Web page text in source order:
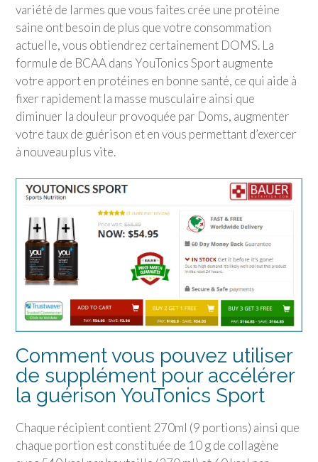
variété de larmes que vous faites crée une protéine
saine ont besoin de plus que votre consommation
actuelle, vous obtiendrez certainement DOMS. La
formule de BCAA dans YouTonics Sportaugmente
votre apport en protéines en bonne santé, ce qui aide à
fixer rapidement la masse musculaire ainsi que
diminuer la douleur provoquée par Doms, augmenter
votre taux de guérison et en vous permettant d’exercer
à nouveau plus vite.
Comment vous pouvez utiliser
de supplément pour accélérer
la guérison YouTonics Sport
Chaque récipient contient 270ml (9 portions) ainsi que
chaque portion est constituée de 10 g de collagène